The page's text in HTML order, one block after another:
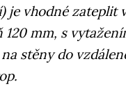
je vhodné zateplit
120 mm, s
stěny do